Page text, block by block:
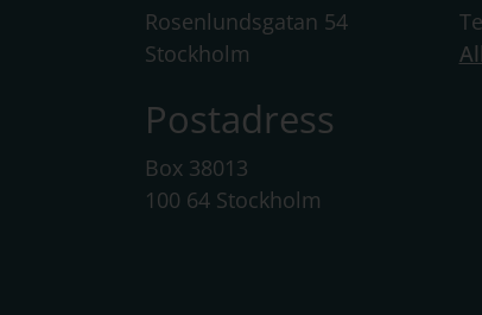
Rosenlundsgatan 54
Stockholm
Postadress
Box 38013
100 64 Stockholm